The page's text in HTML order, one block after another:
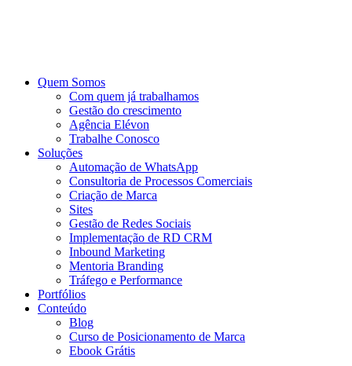
Quem Somos
Com quem já trabalhamos
Gestão do crescimento
Agência Elévon
Trabalhe Conosco
Soluções
Automação de WhatsApp
Consultoria de Processos Comerciais
Criação de Marca
Sites
Gestão de Redes Sociais
Implementação de RD CRM
Inbound Marketing
Mentoria Branding
Tráfego e Performance
Portfólios
Conteúdo
Blog
Curso de Posicionamento de Marca
Ebook Grátis